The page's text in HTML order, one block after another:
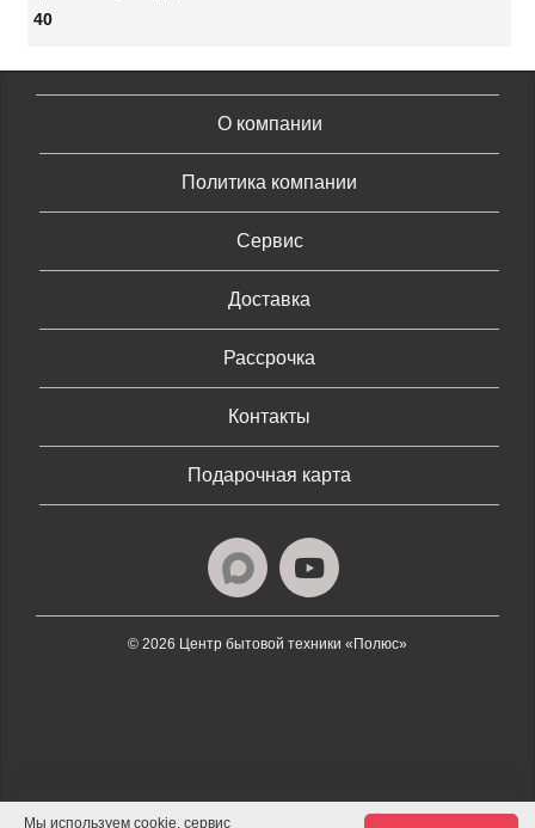
40
О компании
Политика компании
Сервис
Доставка
Рассрочка
Контакты
Подарочная карта
© 2026 Центр бытовой техники «Полюс»
Мы используем cookie, сервис